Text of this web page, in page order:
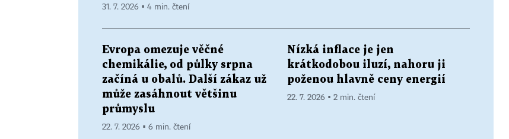
31. 7. 2026 ▪ 4 min. čtení
Evropa omezuje věčné
chemikálie, od půlky srpna
začíná u obalů. Další zákaz už
může zasáhnout většinu
průmyslu
22. 7. 2026 ▪ 6 min. čtení
Nízká inflace je jen
krátkodobou iluzí, nahoru ji
poženou hlavně ceny energií
22. 7. 2026 ▪ 2 min. čtení